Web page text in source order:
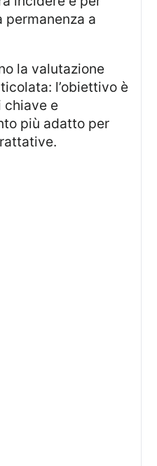
permanenza a
l’obiettivo è
chiave e
più adatto per